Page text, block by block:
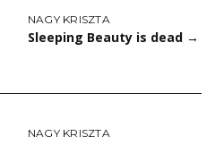
NAGY KRISZTA
Sleeping Beauty is dead →
NAGY KRISZTA